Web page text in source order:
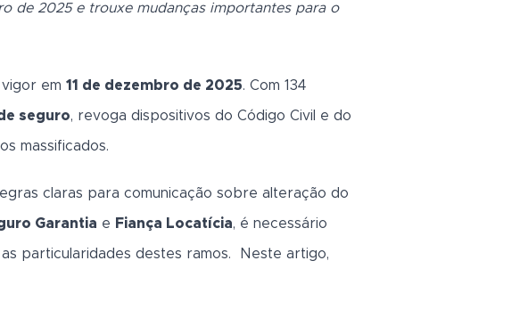
de 2025 e trouxe mudanças importantes para o
em 11 de dezembro de 2025. Com 134
seguro, revoga dispositivos do Código Civil e do
massificados.
claras para comunicação sobre alteração do
Garantia e Fiança Locatícia, é necessário
particularidades destes ramos. Neste artigo,